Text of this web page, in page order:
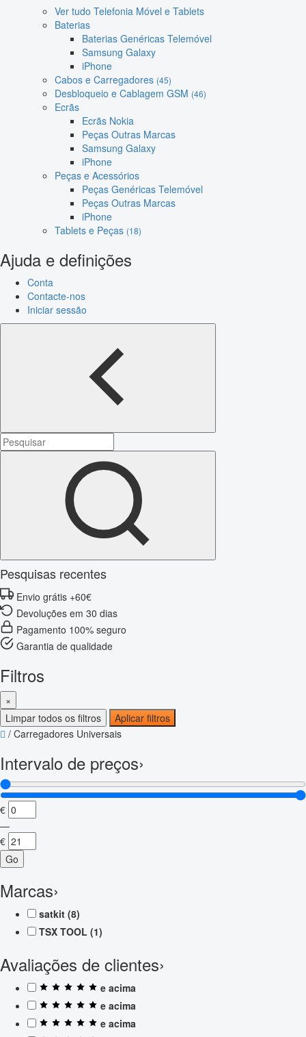
Ver tudo Telefonia Móvel e Tablets
Baterias
Baterias Genéricas Telemóvel
Samsung Galaxy
iPhone
Cabos e Carregadores (45)
Desbloqueio e Cablagem GSM (46)
Ecrãs
Ecrãs Nokia
Peças Outras Marcas
Samsung Galaxy
iPhone
Peças e Acessórios
Peças Genéricas Telemóvel
Peças Outras Marcas
iPhone
Tablets e Peças (18)
Ajuda e definições
Conta
Contacte-nos
Iniciar sessão
Pesquisas recentes
Envio grátis +60€
Devoluções em 30 dias
Pagamento 100% seguro
Garantia de qualidade
Filtros
×
Limpar todos os filtros
Aplicar filtros
/ Carregadores Universais
Intervalo de preços›
€
—
€
Go
Marcas›
satkit (8)
TSX TOOL (1)
Avaliações de clientes›
e acima
e acima
e acima